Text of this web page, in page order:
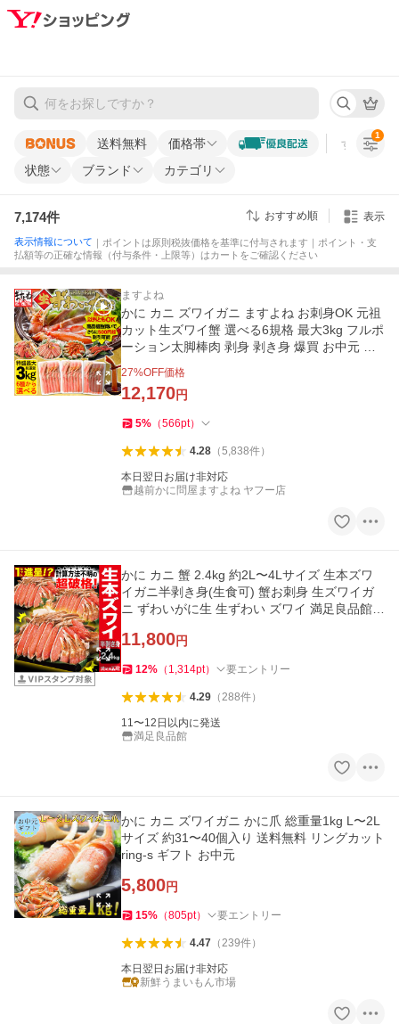
送料無料 価格帯 すべての条
状態 ブランド カテゴリ
1
7,174件 おすすめ順 表示
表示情報について ｜ポイントは原則税抜価格を基準に付与されます｜ポイント・支
払額等の正確な情報（付与条件・上限等）はカートをご確認ください
ますよね
かに カニ ズワイガニ ますよね お刺身OK 元祖
カット生ズワイ蟹 選べる6規格 最大3kg フルポ
ーション太脚棒肉 剥身 剥き身 爆買 お中元 ギ
27%OFF価格
12,170円
5% （566pt）
4.28（5,838件）
本日翌日お届け非対応
越前かに問屋ますよね ヤフー店
かに カニ 蟹 2.4kg 約2L〜4Lサイズ 生本ズワ
イガニ半剥き身(生食可) 蟹お刺身 生ズワイガ
ニ ずわいがに生 生ずわい ズワイ 満足良品館
11,800円
12% （ 1,314pt） 要エントリー
4.29（288件）
11〜12日以内に発送
満足良品館
かに カニ ズワイガニ かに爪 総重量1kg L〜2L
サイズ 約31〜40個入り 送料無料 リングカット
ring-s ギフト お中元
5,800円
15% （805pt） 要エントリー
4.47（239件）
本日翌日お届け非対応
新鮮うまいもん市場